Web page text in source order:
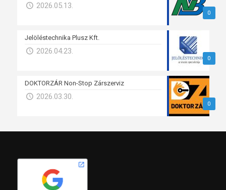
0
2026.05.13.
0
Jelöléstechnika Plusz Kft.
2026.04.23.
0
DOKTORZÁR Non-Stop Zárszerviz
2026.03.30.